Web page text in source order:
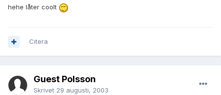
hehe låter coolt
Citera
Guest Polsson
Skrivet 29 augusti, 2003